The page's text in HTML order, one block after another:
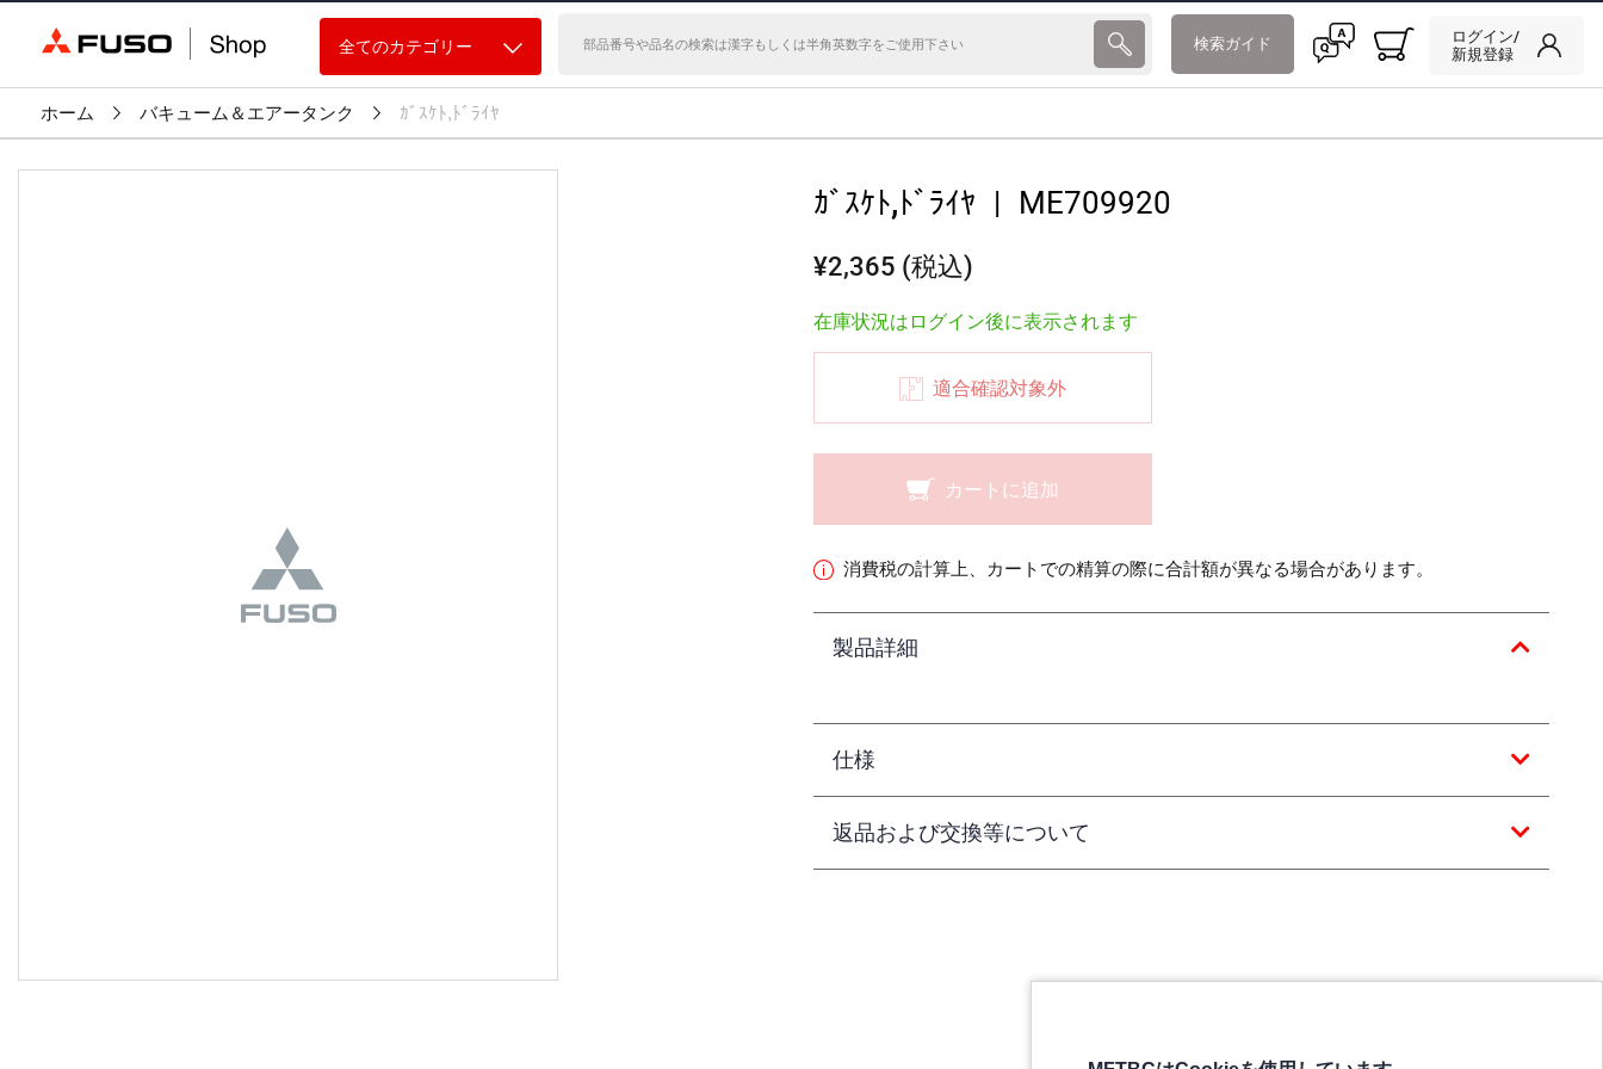
全てのカテゴリー 検索ガイド
ログイン/
新規登録
ホーム バキューム＆エアータンク ｶﾞｽｹﾄ,ﾄﾞﾗｲﾔ
ｶﾞｽｹﾄ,ﾄﾞﾗｲﾔ | ME709920
¥2,365 (税込)
在庫状況はログイン後に表示されます
適合確認対象外
カートに追加
消費税の計算上、カートでの精算の際に合計額が異なる場合があります。
製品詳細
仕様
返品および交換等について